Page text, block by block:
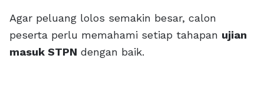
Agar peluang lolos semakin besar, calon
peserta perlu memahami setiap tahapan ujian
masuk STPN dengan baik.